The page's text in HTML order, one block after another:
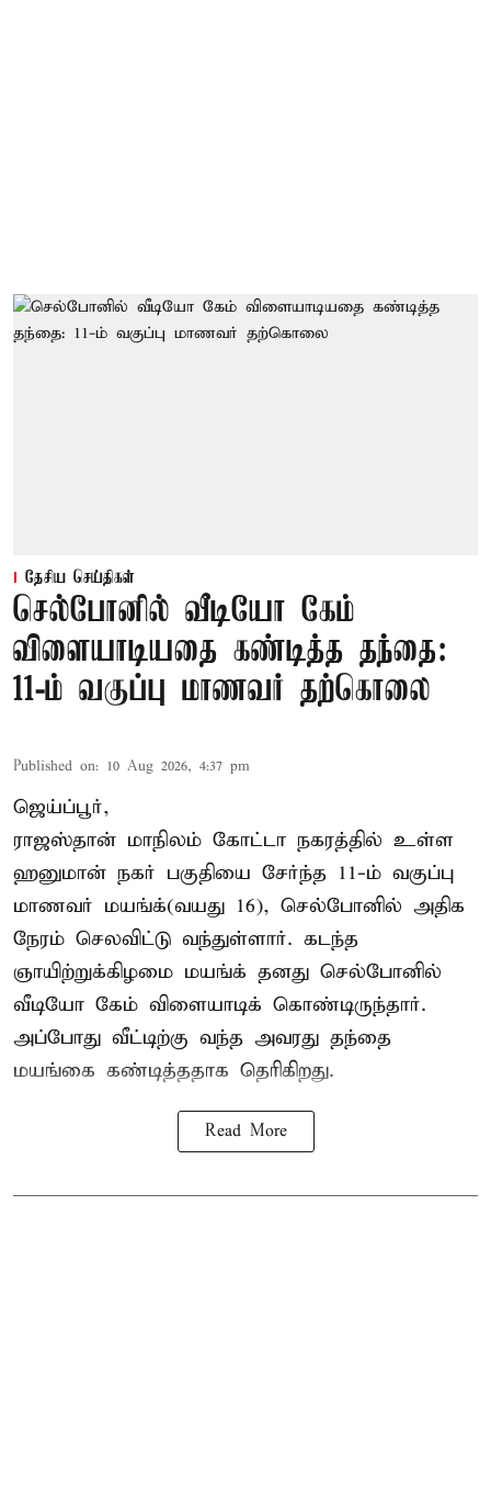
தேசிய செய்திகள்
செல்போனில் வீடியோ கேம்
விளையாடியதை கண்டித்த தந்தை:
11-ம் வகுப்பு மாணவர் தற்கொலை
Published on: 10 Aug 2026, 4:37 pm
ஜெய்ப்பூர்,
ராஜஸ்தான் மாநிலம் கோட்டா நகரத்தில் உள்ள
ஹனுமான் நகர் பகுதியை சேர்ந்த 11-ம் வகுப்பு
மாணவர் மயங்க்(வயது 16), செல்போனில் அதிக
நேரம் செலவிட்டு வந்துள்ளார். கடந்த
ஞாயிற்றுக்கிழமை மயங்க் தனது செல்போனில்
வீடியோ கேம் விளையாடிக் கொண்டிருந்தார்.
அப்போது வீட்டிற்கு வந்த அவரது தந்தை
மயங்கை கண்டித்ததாக தெரிகிறது.
Read More